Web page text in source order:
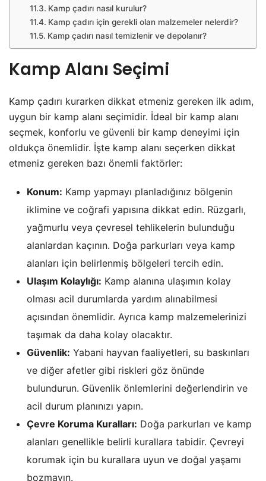
Kamp çadırı nasıl kurulur?
Kamp çadırı için gerekli olan malzemeler nelerdir?
Kamp çadırı nasıl temizlenir ve depolanır?
Kamp Alanı Seçimi
Kamp çadırı kurarken dikkat etmeniz gereken ilk adım,
uygun bir kamp alanı seçimidir. İdeal bir kamp alanı
seçmek, konforlu ve güvenli bir kamp deneyimi için
oldukça önemlidir. İşte kamp alanı seçerken dikkat
etmeniz gereken bazı önemli faktörler:
Konum: Kamp yapmayı planladığınız bölgenin
iklimine ve coğrafi yapısına dikkat edin. Rüzgarlı,
yağmurlu veya çevresel tehlikelerin bulunduğu
alanlardan kaçının. Doğa parkurları veya kamp
alanları için belirlenmiş bölgeleri tercih edin.
Ulaşım Kolaylığı: Kamp alanına ulaşımın kolay
olması acil durumlarda yardım alınabilmesi
açısından önemlidir. Ayrıca kamp malzemelerinizi
taşımak da daha kolay olacaktır.
Güvenlik: Yabani hayvan faaliyetleri, su baskınları
ve diğer afetler gibi riskleri göz önünde
bulundurun. Güvenlik önlemlerini değerlendirin ve
acil durum planınızı yapın.
Çevre Koruma Kuralları: Doğa parkurları ve kamp
alanları genellikle belirli kurallara tabidir. Çevreyi
korumak için bu kurallara uyun ve doğal yaşamı
bozmayın.